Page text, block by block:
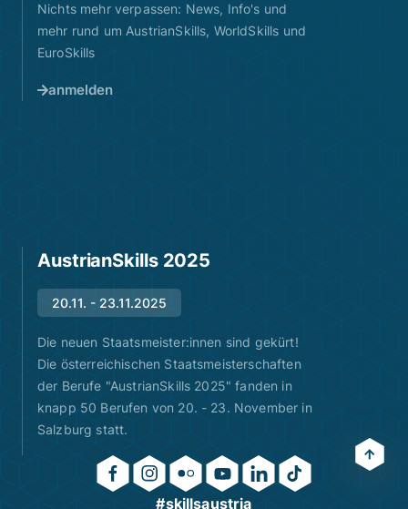
Nichts mehr verpassen: News, Info's und
mehr rund um AustrianSkills, WorldSkills und
EuroSkills
anmelden
AustrianSkills 2025
20.11. - 23.11.2025
Die neuen Staatsmeister:innen sind gekürt!
Die österreichischen Staatsmeisterschaften
der Berufe "AustrianSkills 2025" fanden in
knapp 50 Berufen von 20. - 23. November in
Salzburg statt.
#skillsaustria